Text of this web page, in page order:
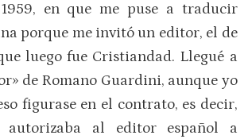
en que me puse a traducir
porque me invitó un editor, el de
luego fue Cristiandad. Llegué a
de Romano Guardini, aunque yo
figurase en el contrato, es decir,
autorizaba al editor español a